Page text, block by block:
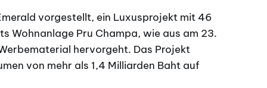
vorgestellt, ein Luxusprojekt mit 46
Wohnanlage Pru Champa, wie aus am 23.
hervorgeht. Das Projekt
von mehr als 1,4 Milliarden Baht auf